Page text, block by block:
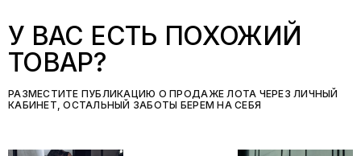
У ВАС ЕСТЬ ПОХОЖИЙ
ТОВАР?
РАЗМЕСТИТЕ ПУБЛИКАЦИЮ О ПРОДАЖЕ ЛОТА ЧЕРЕЗ ЛИЧНЫЙ
КАБИНЕТ, ОСТАЛЬНЫЙ ЗАБОТЫ БЕРЕМ НА СЕБЯ